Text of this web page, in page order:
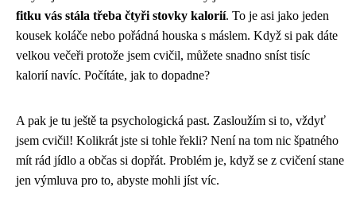
fitku vás stála třeba čtyři stovky kalorií. To je asi jako jeden
kousek koláče nebo pořádná houska s máslem. Když si pak dáte
velkou večeři protože jsem cvičil, můžete snadno sníst tisíc
kalorií navíc. Počítáte, jak to dopadne?
A pak je tu ještě ta psychologická past. Zasloužím si to, vždyť
jsem cvičil! Kolikrát jste si tohle řekli? Není na tom nic špatného
mít rád jídlo a občas si dopřát. Problém je, když se z cvičení stane
jen výmluva pro to, abyste mohli jíst víc.